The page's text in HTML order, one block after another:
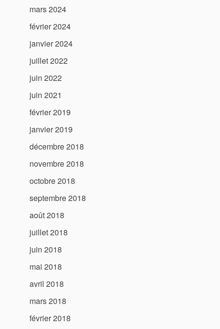
mars 2024
février 2024
janvier 2024
juillet 2022
juin 2022
juin 2021
février 2019
janvier 2019
décembre 2018
novembre 2018
octobre 2018
septembre 2018
août 2018
juillet 2018
juin 2018
mai 2018
avril 2018
mars 2018
février 2018